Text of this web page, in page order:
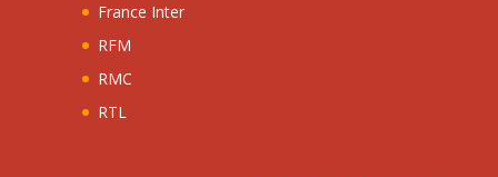
France Inter
RFM
RMC
RTL